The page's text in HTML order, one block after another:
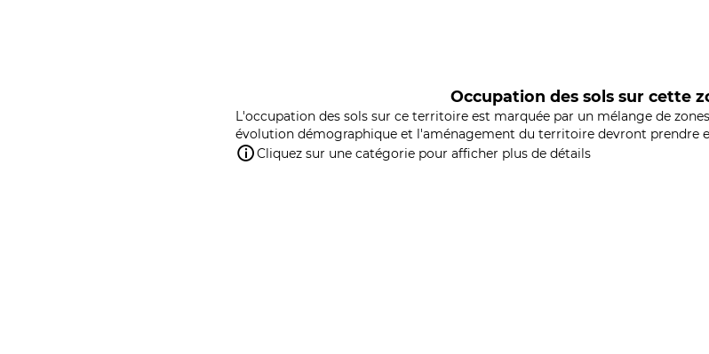
Occupation des sols sur cette
L'occupation des sols sur ce territoire est marquée par un mélange de
évolution démographique et l'aménagement du territoire devront prendre
Cliquez sur une catégorie pour afficher plus de détails